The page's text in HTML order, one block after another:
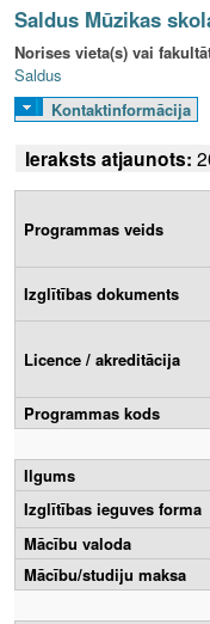
Saldus Mūzikas
Norises vieta(s) vai
Saldus
Kontaktinformācija
Ieraksts atjaunots:
Programmas veids
Izglītības dokuments
Licence / akreditācija
Programmas kods
Ilgums
Izglītības ieguves forma
Mācību valoda
Mācību/studiju maksa